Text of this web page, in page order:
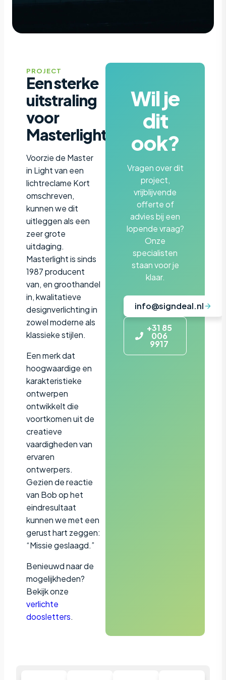
PROJECT
Een sterke
uitstraling
voor
Masterlight
Voorzie de Master
in Light van een
lichtreclame Kort
omschreven,
kunnen we dit
uitleggen als een
zeer grote
uitdaging.
Masterlight is sinds
1987 producent
van, en groothandel
in, kwalitatieve
designverlichting in
zowel moderne als
klassieke stijlen.
Een merk dat
hoogwaardige en
karakteristieke
ontwerpen
ontwikkelt die
voortkomen uit de
creatieve
vaardigheden van
ervaren
ontwerpers.
Gezien de reactie
van Bob op het
eindresultaat
kunnen we met een
gerust hart zeggen:
“Missie geslaagd.”
Benieuwd naar de
mogelijkheden?
Bekijk onze
verlichte
doosletters.
Wil je
dit
ook?
Vragen over dit
project,
vrijblijvende
offerte of
advies bij een
lopende vraag?
Onze
specialisten
staan voor je
klaar.
info@signdeal.nl
+31 85
006
9917